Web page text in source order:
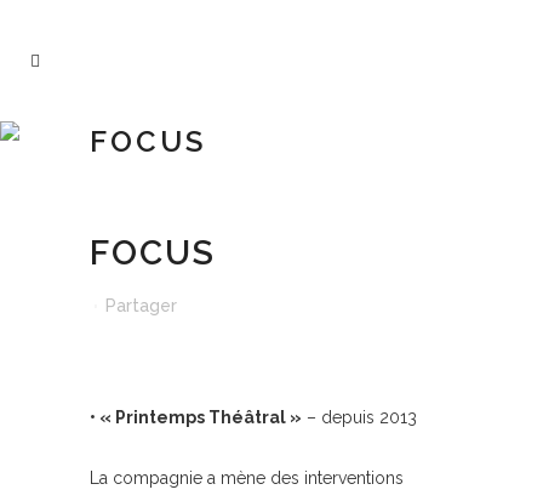
FOCUS
FOCUS
Partager
• « Printemps Théâtral » – depuis 2013
La compagnie a mène des interventions